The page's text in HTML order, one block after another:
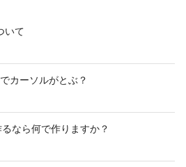
いて
カーソルがとぶ？
なら何で作りますか？